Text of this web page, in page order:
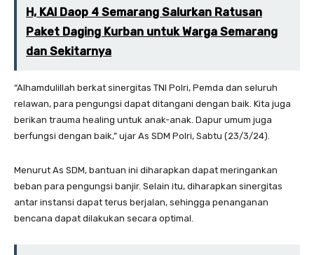
H, KAI Daop 4 Semarang Salurkan Ratusan
Paket Daging Kurban untuk Warga Semarang
dan Sekitarnya
“Alhamdulillah berkat sinergitas TNI Polri, Pemda dan seluruh
relawan, para pengungsi dapat ditangani dengan baik. Kita juga
berikan trauma healing untuk anak-anak. Dapur umum juga
berfungsi dengan baik,” ujar As SDM Polri, Sabtu (23/3/24).
Menurut As SDM, bantuan ini diharapkan dapat meringankan
beban para pengungsi banjir. Selain itu, diharapkan sinergitas
antar instansi dapat terus berjalan, sehingga penanganan
bencana dapat dilakukan secara optimal.